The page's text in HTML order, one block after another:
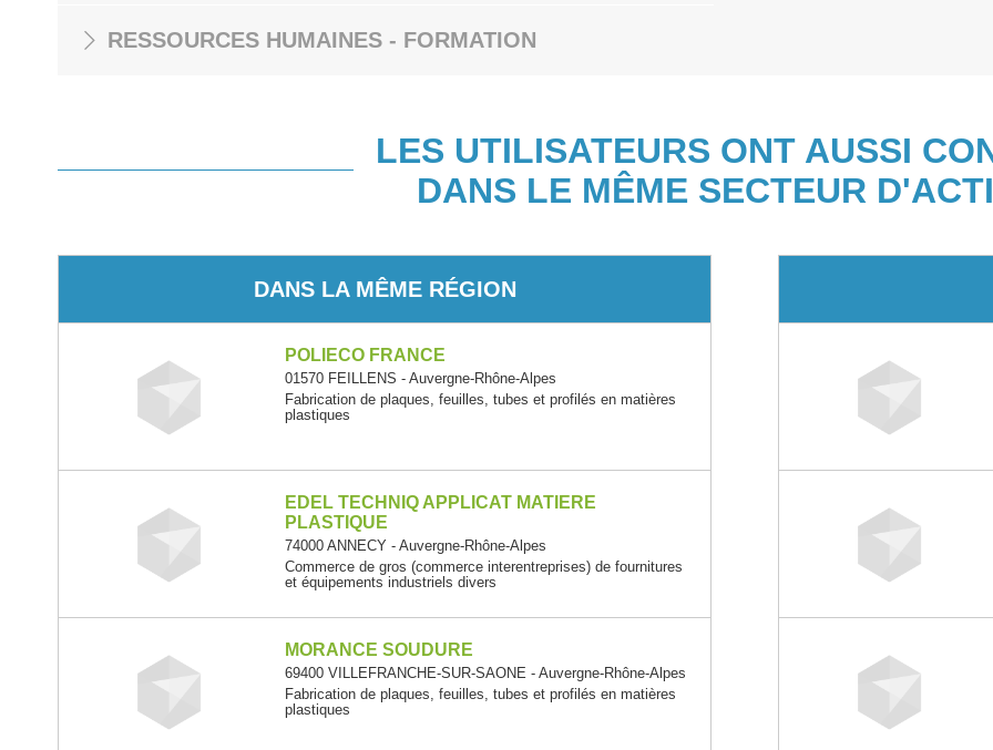
RESSOURCES HUMAINES - FORMATION
LES UTILISATEURS ONT AUSSI
DANS LE MÊME SECTEUR
DANS LA MÊME RÉGION
POLIECO FRANCE
01570 FEILLENS - Auvergne-Rhône-Alpes
Fabrication de plaques, feuilles, tubes et profilés en matières
plastiques
EDEL TECHNIQ APPLICAT MATIERE
PLASTIQUE
74000 ANNECY - Auvergne-Rhône-Alpes
Commerce de gros (commerce interentreprises) de fournitures
et équipements industriels divers
MORANCE SOUDURE
69400 VILLEFRANCHE-SUR-SAONE - Auvergne-Rhône-Alpes
Fabrication de plaques, feuilles, tubes et profilés en matières
plastiques